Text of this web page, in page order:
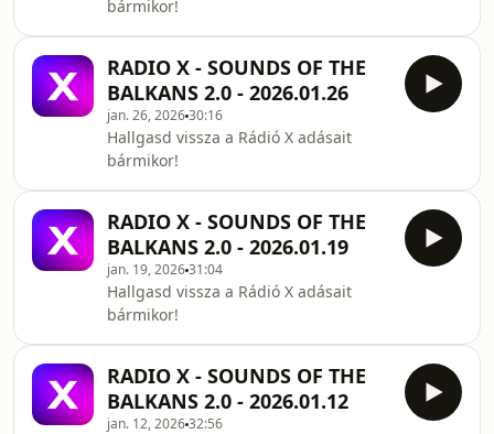
bármikor!
RADIO X - SOUNDS OF THE
BALKANS 2.0 - 2026.01.26
jan. 26, 202630:16
Hallgasd vissza a Rádió X adásait
bármikor!
RADIO X - SOUNDS OF THE
BALKANS 2.0 - 2026.01.19
jan. 19, 202631:04
Hallgasd vissza a Rádió X adásait
bármikor!
RADIO X - SOUNDS OF THE
BALKANS 2.0 - 2026.01.12
jan. 12, 202632:56